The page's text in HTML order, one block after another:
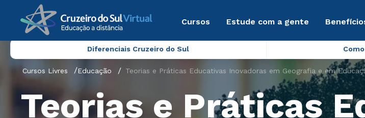
Cursos Estude com a gente
Diferenciais Cruzeiro do Sul
Cursos Livres Educação Teorias e Práticas Educativas Inovadoras em Geografia e em
Teorias e Práticas